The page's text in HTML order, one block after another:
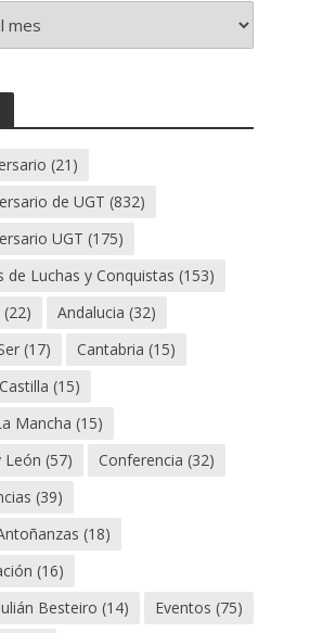
(21)
de UGT (832)
UGT (175)
de Luchas y Conquistas (153)
(22) Andalucia (32)
(17) Cantabria (15)
(15)
Mancha (15)
León (57) Conferencia (32)
(39)
(18)
(16)
Besteiro (14) Eventos (75)